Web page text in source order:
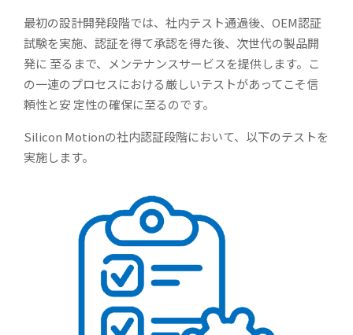
最初の設計開発段階では、社内テスト通過後、OEM認証
試験を実施、認証を得て承認を得た後、次世代の製品開
発に 至るまで、メンテナンスサービスを提供します。こ
の一連のプロセスにおける厳しいテストがあってこそ信
頼性と安 定性の確保に至るのです。
Silicon Motionの社内認証段階において、以下のテストを
実施します。